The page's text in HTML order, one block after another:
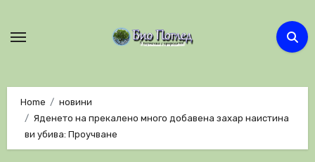
Home
новини
Яденето на прекалено много добавена захар наистина
ви убива: Проучване